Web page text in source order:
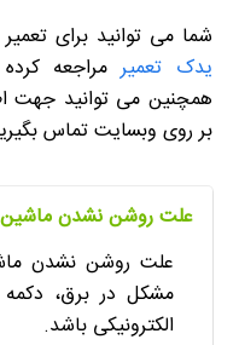
شما می توانید برای
یدک تعمیرمراجعه
همچنین می توانید جهت
بر روی وبسایت تماس
علت روشن نشدن
علت روشن نشدن
مشکل در برق،
الکترونیکی باشد.